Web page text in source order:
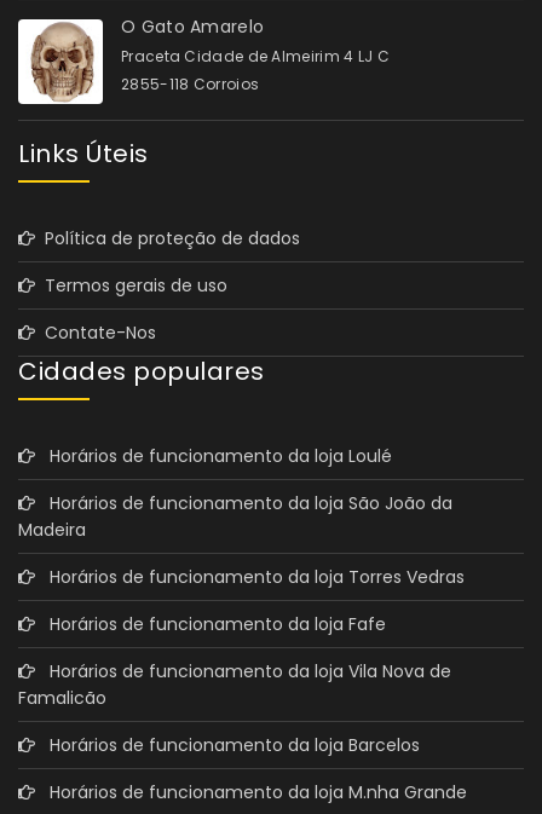
O Gato Amarelo
Praceta Cidade de Almeirim 4 LJ C
2855-118 Corroios
Links Úteis
Política de proteção de dados
Termos gerais de uso
Contate-Nos
Cidades populares
Horários de funcionamento da loja Loulé
Horários de funcionamento da loja São João da
Madeira
Horários de funcionamento da loja Torres Vedras
Horários de funcionamento da loja Fafe
Horários de funcionamento da loja Vila Nova de
Famalicão
Horários de funcionamento da loja Barcelos
Horários de funcionamento da loja M.nha Grande